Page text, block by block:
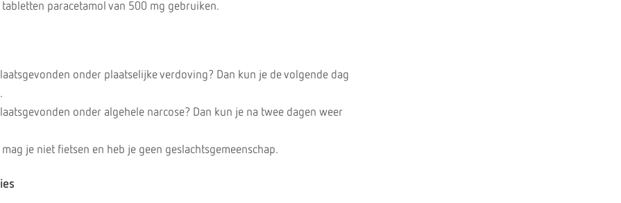
paracetamol van 500 mg gebruiken.
onder plaatselijke verdoving? Dan kun je de volgende dag
onder algehele narcose? Dan kun je na twee dagen weer
je niet fietsen en heb je geen geslachtsgemeenschap.